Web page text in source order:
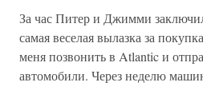
За час Питер и Джимми
самая веселая вылазка за
меня позвонить в Atlantic и
автомобили. Через неделю